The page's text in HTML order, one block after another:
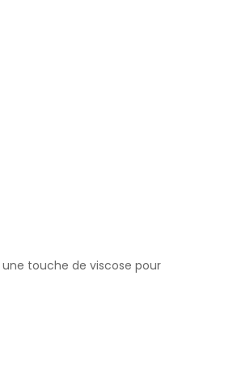
une touche de viscose pour